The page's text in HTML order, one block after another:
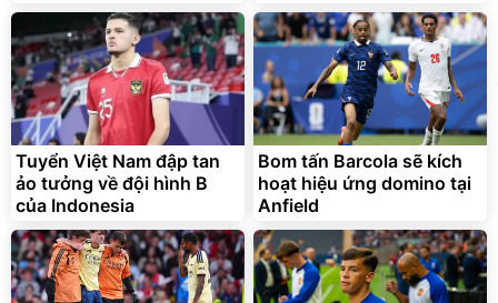
Tuyển Việt Nam đập tan
ảo tưởng về đội hình B
của Indonesia
Bom tấn Barcola sẽ kích
hoạt hiệu ứng domino tại
Anfield